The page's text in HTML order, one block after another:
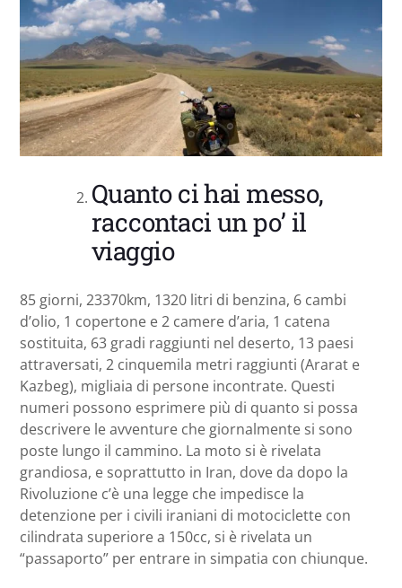
Quanto ci hai messo,
raccontaci un po’ il
viaggio
85 giorni, 23370km, 1320 litri di benzina, 6 cambi
d’olio, 1 copertone e 2 camere d’aria, 1 catena
sostituita, 63 gradi raggiunti nel deserto, 13 paesi
attraversati, 2 cinquemila metri raggiunti (Ararat e
Kazbeg), migliaia di persone incontrate. Questi
numeri possono esprimere più di quanto si possa
descrivere le avventure che giornalmente si sono
poste lungo il cammino. La moto si è rivelata
grandiosa, e soprattutto in Iran, dove da dopo la
Rivoluzione c’è una legge che impedisce la
detenzione per i civili iraniani di motociclette con
cilindrata superiore a 150cc, si è rivelata un
“passaporto” per entrare in simpatia con chiunque.